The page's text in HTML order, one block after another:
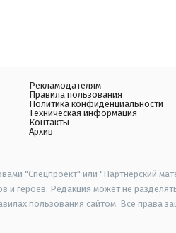
Рекламодателям
Правила пользования
Политика конфиденциальности
Техническая информация
Контакты
Архив
"Спецпроект" или "Партнерский
и героев. Редакция может не
пользования сайтом. Все права